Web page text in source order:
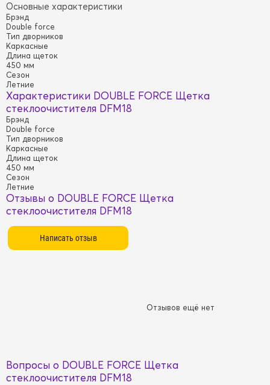
Основные характеристики
Брэнд
Double force
Тип дворников
Каркасные
Длина щеток
450 мм
Сезон
Летние
Характеристики DOUBLE FORCE Щетка
стеклоочистителя DFM18
Брэнд
Double force
Тип дворников
Каркасные
Длина щеток
450 мм
Сезон
Летние
Отзывы о DOUBLE FORCE Щетка
стеклоочистителя DFM18
Отзывов ещё нет
Вопросы о DOUBLE FORCE Щетка
стеклоочистителя DFM18